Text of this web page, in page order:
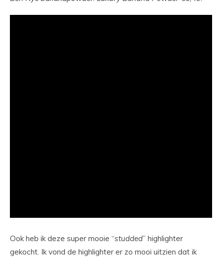
Ook heb ik deze super mooie “studded” highlighter
gekocht. Ik vond de highlighter er zo mooi uitzien dat ik